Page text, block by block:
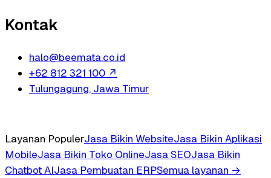
Kontak
halo@beemata.co.id
+62 812 321 100 ↗
Tulungagung, Jawa Timur
Layanan PopulerJasa Bikin WebsiteJasa Bikin Aplikasi
MobileJasa Bikin Toko OnlineJasa SEOJasa Bikin
Chatbot AIJasa Pembuatan ERPSemua layanan →